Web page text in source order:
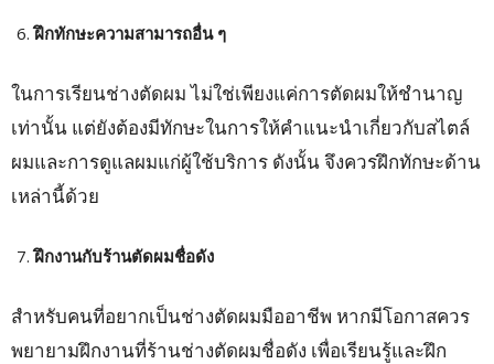
ฝึกทักษะความสามารถอื่น ๆ
ในการเรียนช่างตัดผม ไม่ใช่เพียงแค่การตัดผมให้ชำนาญ
เท่านั้น แต่ยังต้องมีทักษะในการให้คำแนะนำเกี่ยวกับสไตล์
ผมและการดูแลผมแก่ผู้ใช้บริการ ดังนั้น จึงควรฝึกทักษะด้าน
เหล่านี้ด้วย
ฝึกงานกับร้านตัดผมชื่อดัง
สำหรับคนที่อยากเป็นช่างตัดผมมืออาชีพ หากมีโอกาสควร
พยายามฝึกงานที่ร้านช่างตัดผมชื่อดัง เพื่อเรียนรู้และฝึก